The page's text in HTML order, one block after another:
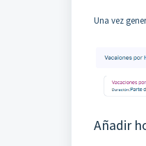
Una vez
Añadir